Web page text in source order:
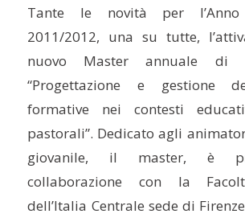
Tante le novità per l’Anno
2011/2012, una su tutte,
nuovo Master annuale
“Progettazione e gestione
formative nei contesti
pastorali”. Dedicato agli
giovanile, il master, è
collaborazione con la
dell’Italia Centrale sede di